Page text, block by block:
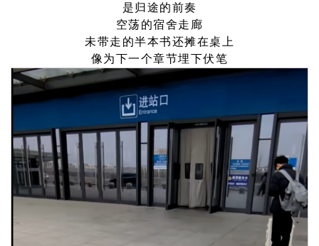
是归途的前奏
空荡的宿舍走廊
未带走的半本书还摊在桌上
像为下一个章节埋下伏笔